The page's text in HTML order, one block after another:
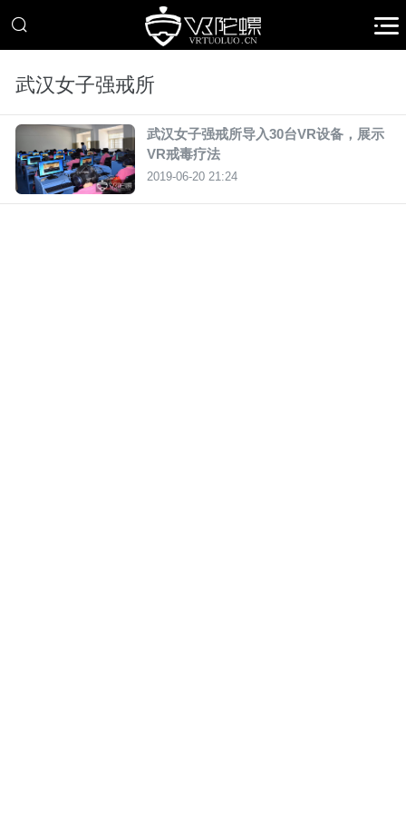
武汉女子强戒所
武汉女子强戒所导入30台VR设备，展示
VR戒毒疗法
2019-06-20 21:24